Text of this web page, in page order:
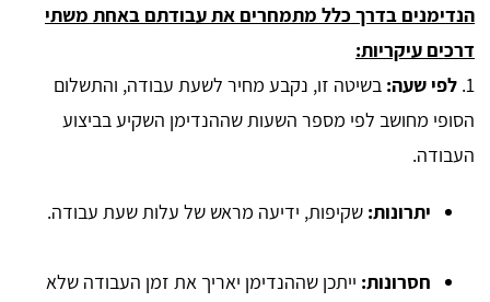
הנדימנים בדרך כלל מתמחרים את עבודתם באחת משתי
דרכים עיקריות:
1. לפי שעה: בשיטה זו, נקבע מחיר לשעת עבודה, והתשלום
הסופי מחושב לפי מספר השעות שההנדימן השקיע בביצוע
העבודה.
יתרונות: שקיפות, ידיעה מראש של עלות שעת עבודה.
חסרונות: ייתכן שההנדימן יאריך את זמן העבודה שלא